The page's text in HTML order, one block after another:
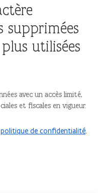
supprimées
utilisées
avec un accès limité,
et fiscales en vigueur.
politique de confidentialité.